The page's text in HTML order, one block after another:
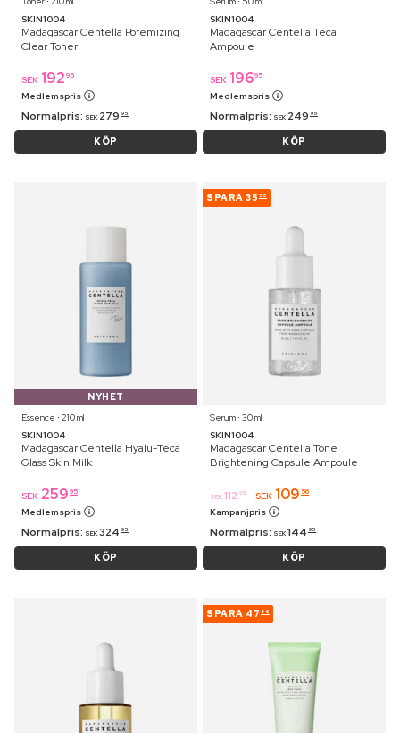
SKIN1004
Madagascar Centella Poremizing
Clear Toner
SEK 192 95
Medlemspris
Normalpris: SEK 279 95
KÖP
SKIN1004
Madagascar Centella Teca
Ampoule
SEK 19695
Medlemspris
Normalpris: SEK 249 95
KÖP
NYHET
Essence ⋅ 210 ml
SKIN1004
Madagascar Centella Hyalu-Teca
Glass Skin Milk
SEK 259 95
Medlemspris
Normalpris: SEK 324 95
KÖP
SPARA 35 39
Serum ⋅ 30 ml
SKIN1004
Madagascar Centella Tone
Brightening Capsule Ampoule
SEK 112 95 SEK 109 56
Kampanjpris
Normalpris: SEK 144 95
KÖP
SPARA 47 86